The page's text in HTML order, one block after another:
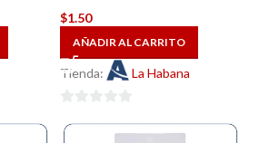
$1.50
AÑADIR AL CARRITO
Tienda: La Habana
de